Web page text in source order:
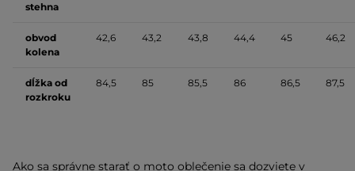
stehna
obvod
kolena
42,6 43,2 43,8 44,4 45 46,2
dĺžka od
rozkroku
84,5 85 85,5 86 86,5 87,5
Ako sa správne starať o moto oblečenie sa dozviete v